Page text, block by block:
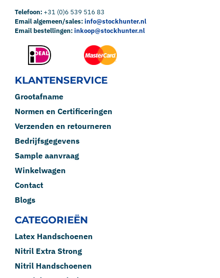
Telefoon:+31 (0)6 539 516 83
Email algemeen/sales:info@stockhunter.nl
Email bestellingen:inkoop@stockhunter.nl
KLANTENSERVICE
Grootafname
Normen en Certificeringen
Verzenden en retourneren
Bedrijfsgegevens
Sample aanvraag
Winkelwagen
Contact
Blogs
CATEGORIEËN
Latex Handschoenen
Nitril Extra Strong
Nitril Handschoenen